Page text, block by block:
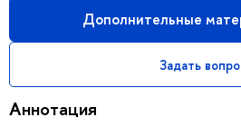
Дополнительные
Задать
Аннотация